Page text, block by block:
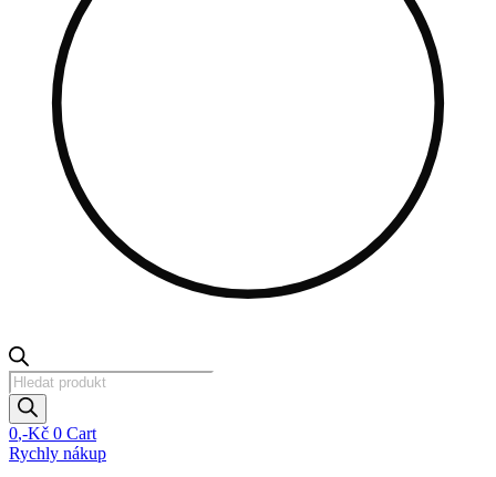
Products
search
0,-Kč 0 Cart
Rychly nákup